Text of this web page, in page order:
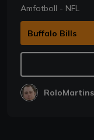
Amfotboll - NFL
Buffalo Bills
RoloMartins